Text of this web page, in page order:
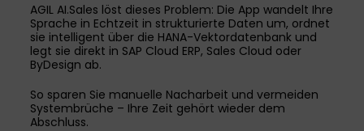
AGIL AI.Sales löst dieses Problem: Die App wandelt Ihre
Sprache in Echtzeit in strukturierte Daten um, ordnet
sie intelligent über die HANA-Vektordatenbank und
legt sie direkt in SAP Cloud ERP, Sales Cloud oder
ByDesign ab.
So sparen Sie manuelle Nacharbeit und vermeiden
Systembrüche – Ihre Zeit gehört wieder dem
Abschluss.